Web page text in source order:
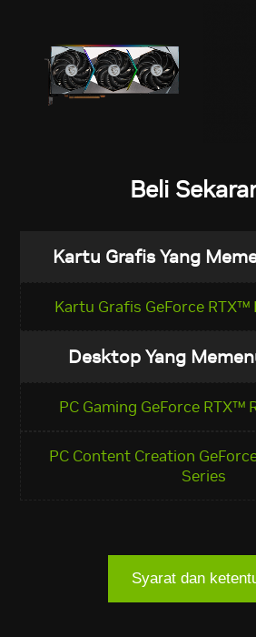
Beli
Kartu Grafis Yang
Kartu Grafis GeForce RTX™
Desktop Yang
PC Gaming GeForce RTX™
PC Content Creation
Series
Syarat dan